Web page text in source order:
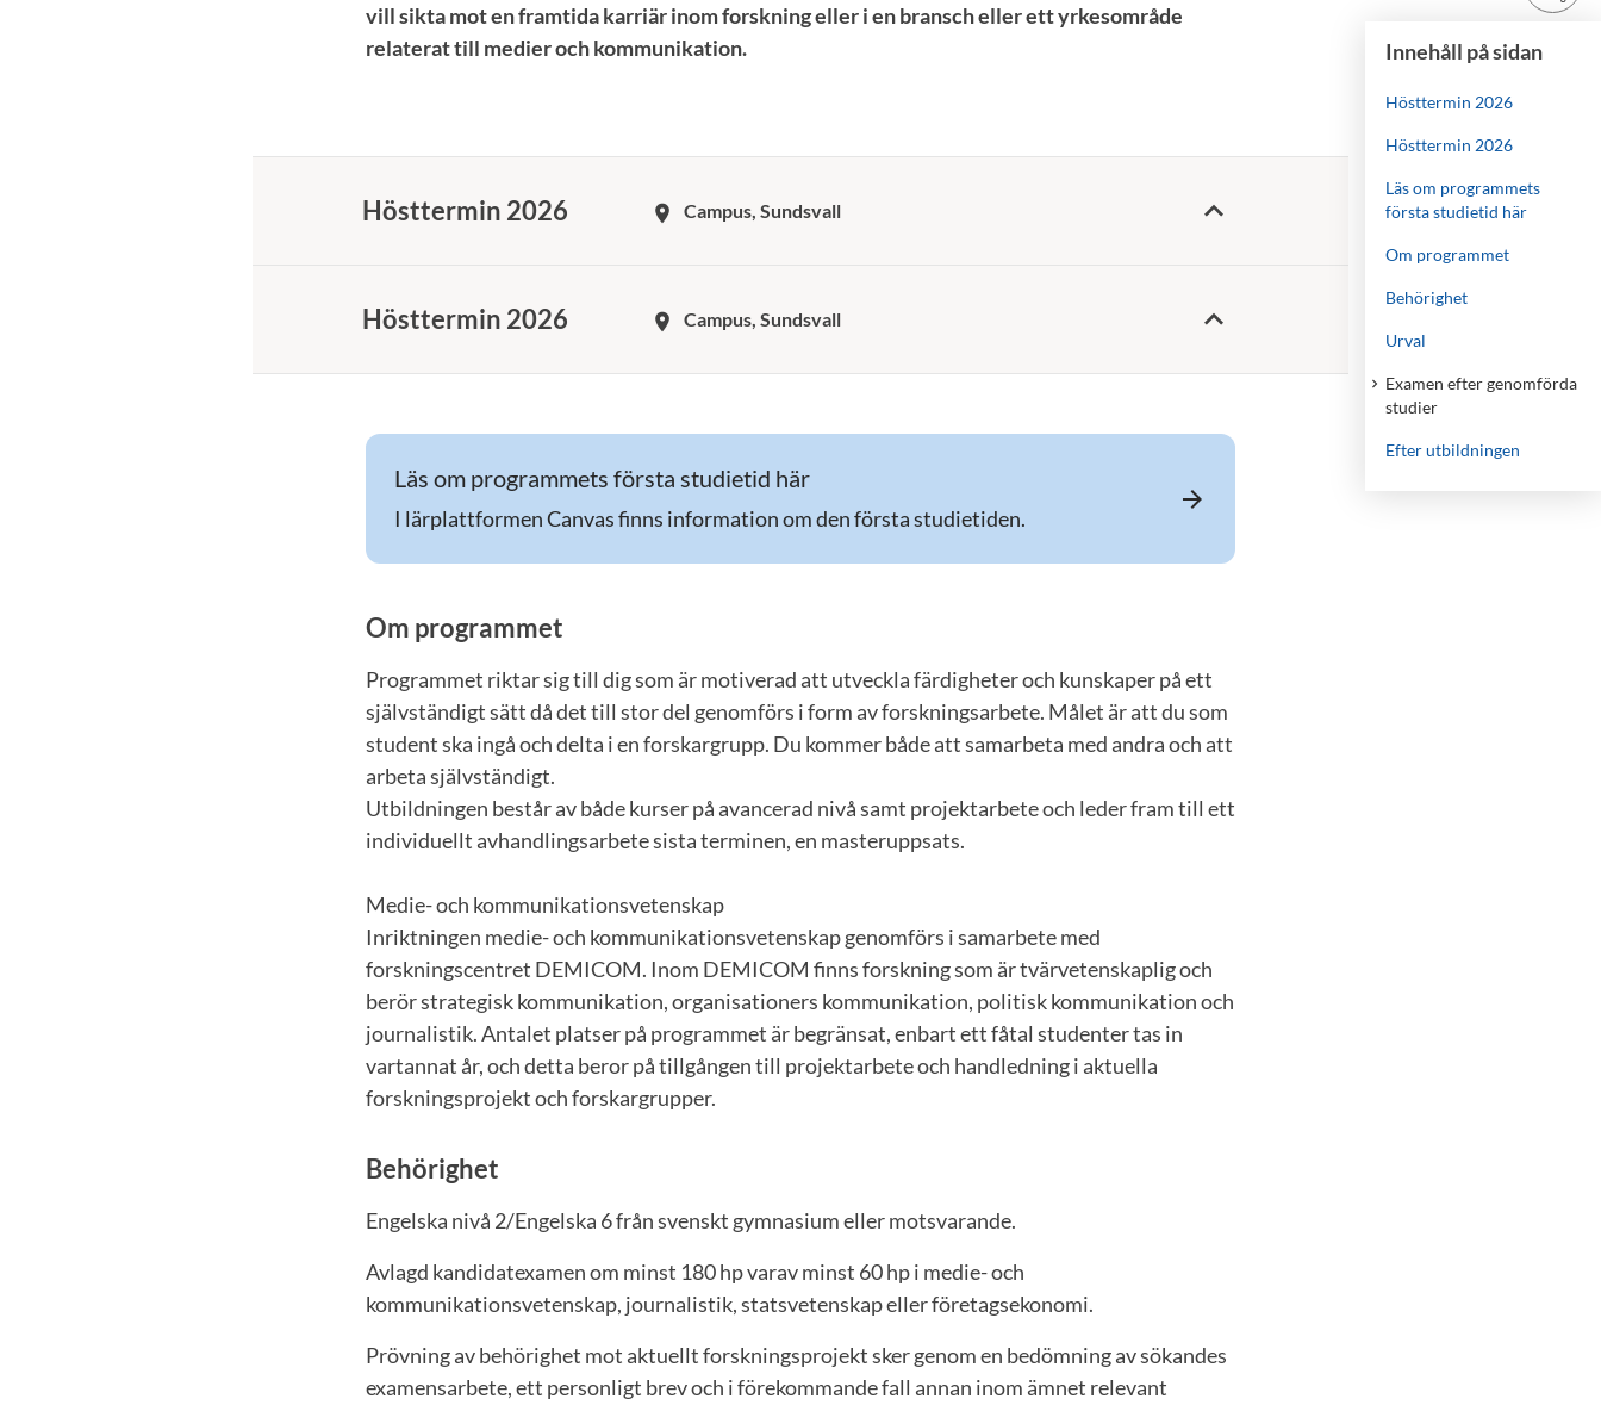
Innehåll på sidan
Hösttermin 2026
Hösttermin 2026
Läs om programmets
första studietid här
Om programmet
Behörighet
Urval
Examen efter genomförda
studier
Efter utbildningen
vill sikta mot en framtida karriär inom forskning eller i en bransch eller ett yrkesområde
relaterat till medier och kommunikation.
Hösttermin 2026 room Campus, Sundsvall
Hösttermin 2026 room Campus, Sundsvall
Läs om programmets första studietid här
I lärplattformen Canvas finns information om den första studietiden.
arrow_forward
Om programmet
Programmet riktar sig till dig som är motiverad att utveckla färdigheter och kunskaper på ett
självständigt sätt då det till stor del genomförs i form av forskningsarbete. Målet är att du som
student ska ingå och delta i en forskargrupp. Du kommer både att samarbeta med andra och att
arbeta självständigt.
Utbildningen består av både kurser på avancerad nivå samt projektarbete och leder fram till ett
individuellt avhandlingsarbete sista terminen, en masteruppsats.
Medie- och kommunikationsvetenskap
Inriktningen medie- och kommunikationsvetenskap genomförs i samarbete med
forskningscentret DEMICOM. Inom DEMICOM finns forskning som är tvärvetenskaplig och
berör strategisk kommunikation, organisationers kommunikation, politisk kommunikation och
journalistik. Antalet platser på programmet är begränsat, enbart ett fåtal studenter tas in
vartannat år, och detta beror på tillgången till projektarbete och handledning i aktuella
forskningsprojekt och forskargrupper.
Behörighet
Engelska nivå 2/Engelska 6 från svenskt gymnasium eller motsvarande.
Avlagd kandidatexamen om minst 180 hp varav minst 60 hp i medie- och
kommunikationsvetenskap, journalistik, statsvetenskap eller företagsekonomi.
Prövning av behörighet mot aktuellt forskningsprojekt sker genom en bedömning av sökandes
examensarbete, ett personligt brev och i förekommande fall annan inom ämnet relevant